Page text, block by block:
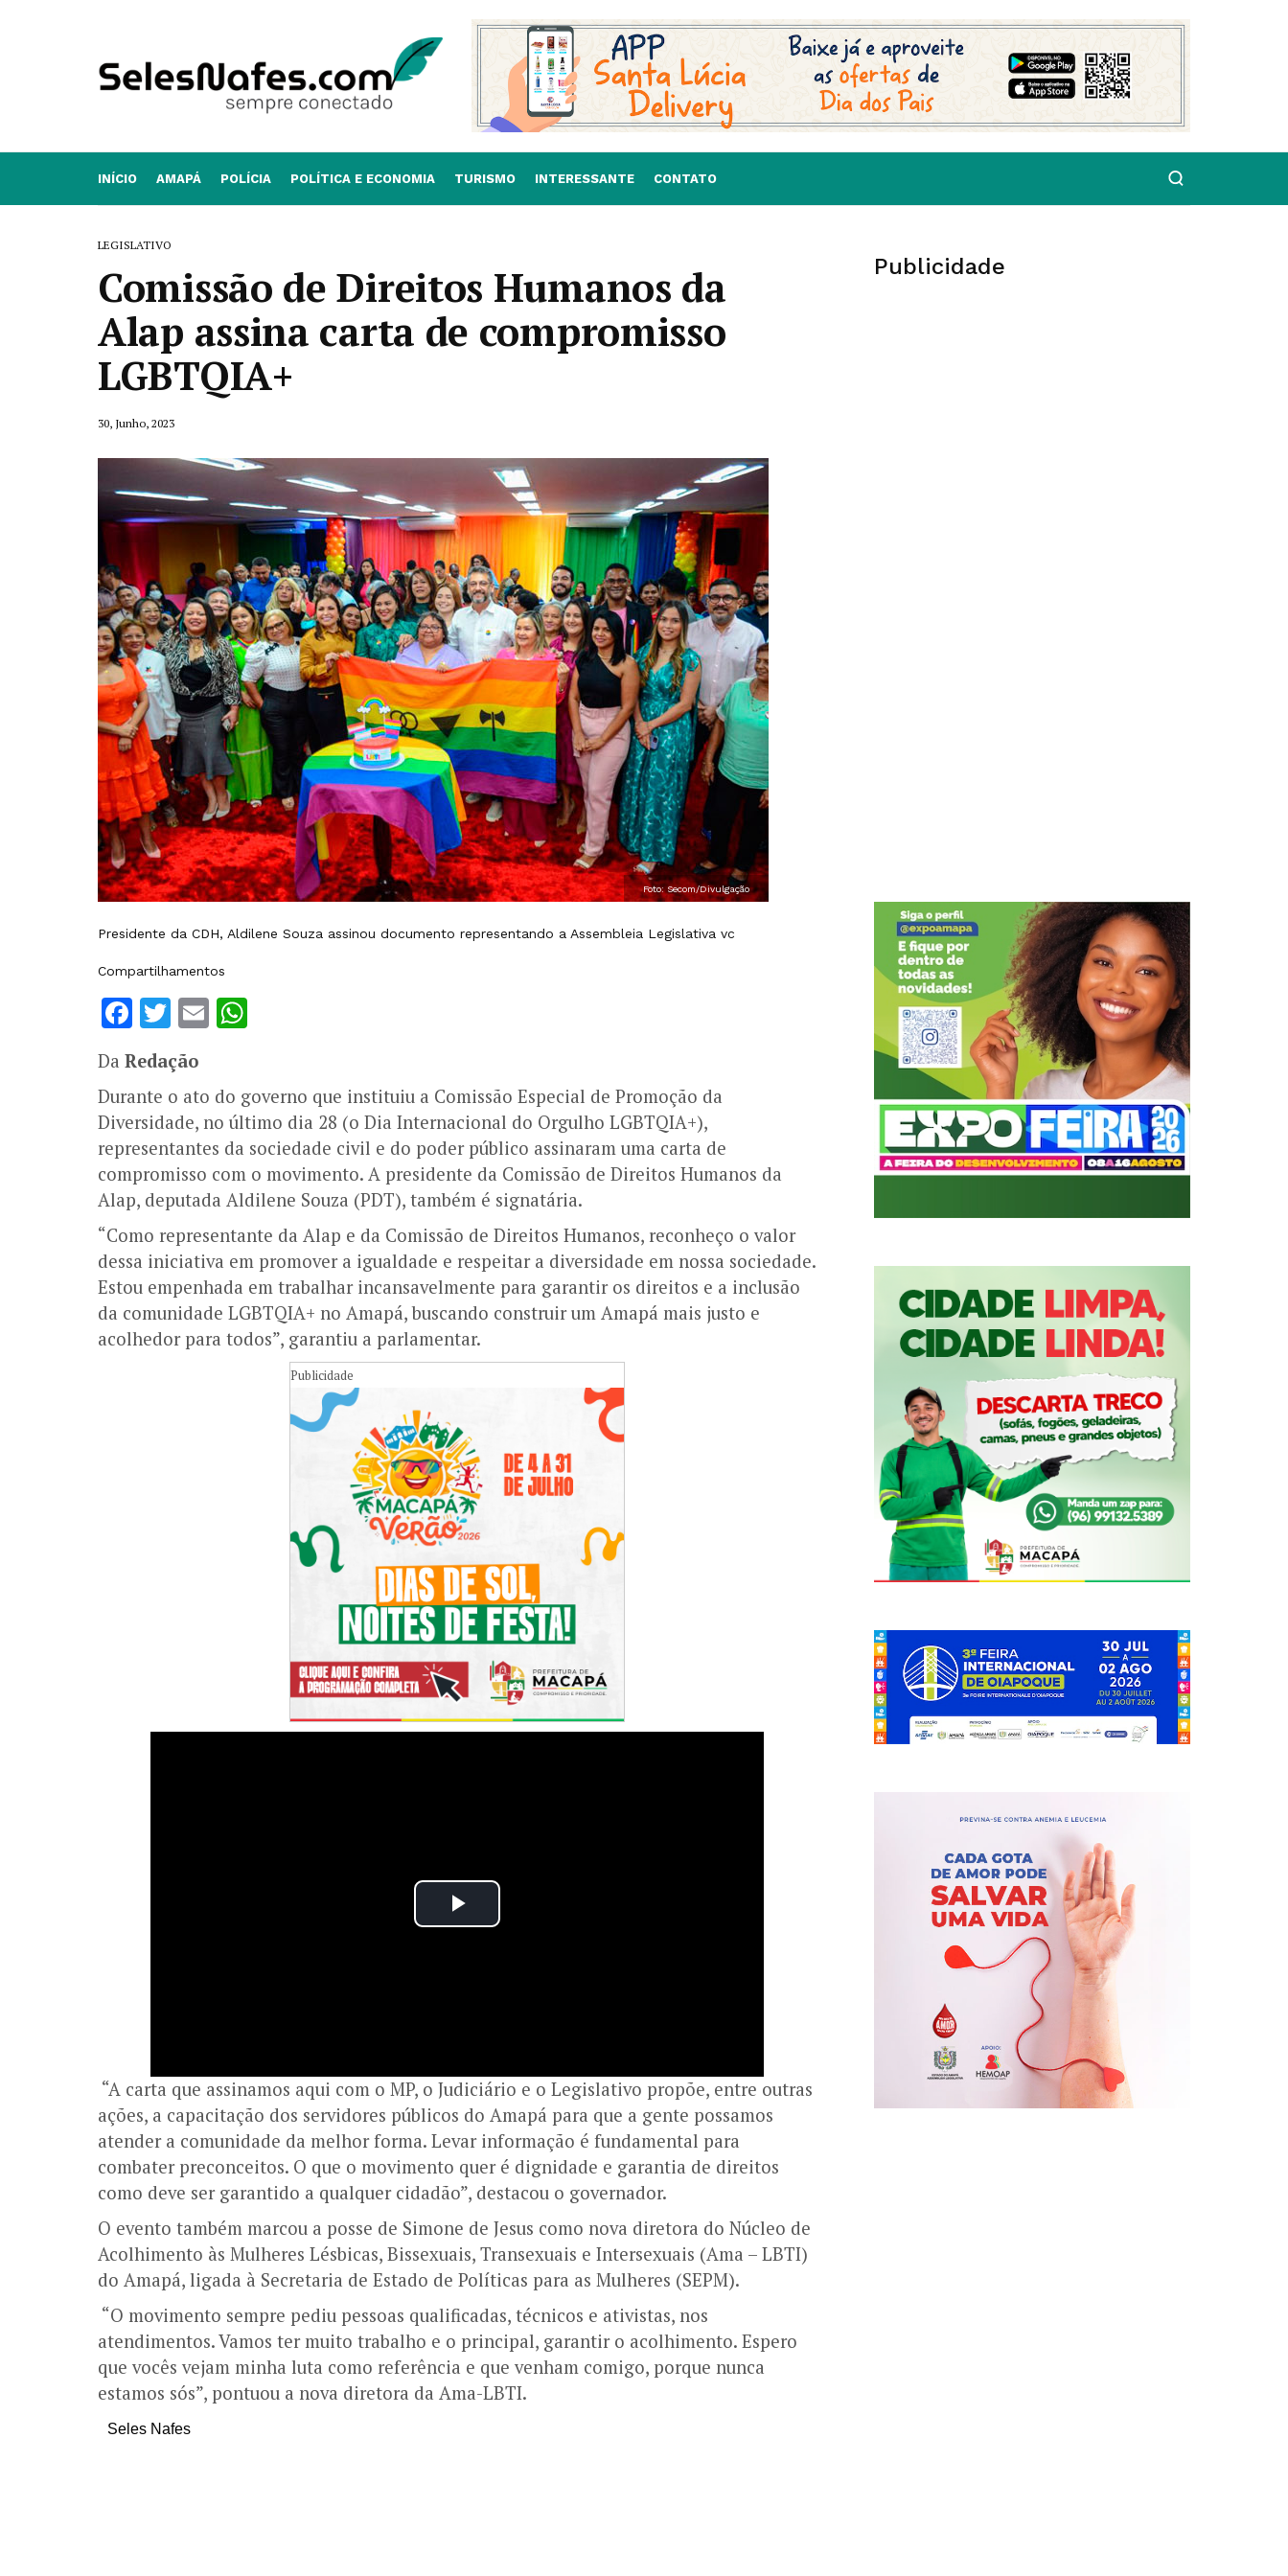
INÍCIO AMAPÁ POLÍCIA POLÍTICA E ECONOMIA TURISMO INTERESSANTE CONTATO
LEGISLATIVO
Comissão de Direitos Humanos da
Alap assina carta de compromisso
LGBTQIA+
30, Junho, 2023
Foto: Secom/Divulgação
Presidente da CDH, Aldilene Souza assinou documento representando a Assembleia Legislativa vc
Compartilhamentos
Facebook
Twitter
Email
Da Redação
Durante o ato do governo que instituiu a Comissão Especial de Promoção da
Diversidade, no último dia 28 (o Dia Internacional do Orgulho LGBTQIA+),
representantes da sociedade civil e do poder público assinaram uma carta de
compromisso com o movimento. A presidente da Comissão de Direitos Humanos da
Alap, deputada Aldilene Souza (PDT), também é signatária.
“Como representante da Alap e da Comissão de Direitos Humanos, reconheço o valor
dessa iniciativa em promover a igualdade e respeitar a diversidade em nossa sociedade.
Estou empenhada em trabalhar incansavelmente para garantir os direitos e a inclusão
da comunidade LGBTQIA+ no Amapá, buscando construir um Amapá mais justo e
acolhedor para todos”, garantiu a parlamentar.
Publicidade
“A carta que assinamos aqui com o MP, o Judiciário e o Legislativo propõe, entre outras
ações, a capacitação dos servidores públicos do Amapá para que a gente possamos
atender a comunidade da melhor forma. Levar informação é fundamental para
combater preconceitos. O que o movimento quer é dignidade e garantia de direitos
como deve ser garantido a qualquer cidadão”, destacou o governador.
O evento também marcou a posse de Simone de Jesus como nova diretora do Núcleo de
Acolhimento às Mulheres Lésbicas, Bissexuais, Transexuais e Intersexuais (Ama – LBTI)
do Amapá, ligada à Secretaria de Estado de Políticas para as Mulheres (SEPM).
“O movimento sempre pediu pessoas qualificadas, técnicos e ativistas, nos
atendimentos. Vamos ter muito trabalho e o principal, garantir o acolhimento. Espero
que vocês vejam minha luta como referência e que venham comigo, porque nunca
estamos sós”, pontuou a nova diretora da Ama-LBTI.
Seles Nafes
Publicidade